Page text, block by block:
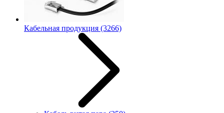
Кабельная продукция (3266)